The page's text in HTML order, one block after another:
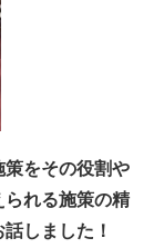
策をその役割や
れる施策の精
しました！